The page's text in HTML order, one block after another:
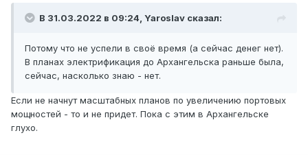
В 31.03.2022 в 09:24, Yaroslav сказал:
Потому что не успели в своё время (а сейчас денег нет).
В планах электрификация до Архангельска раньше была,
сейчас, насколько знаю - нет.
Если не начнут масштабных планов по увеличению портовых
мощностей - то и не придет. Пока с этим в Архангельске
глухо.